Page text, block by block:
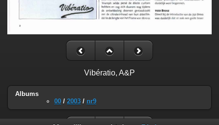
Vibératio, A&P
Albums
00 / 2003 / nr9